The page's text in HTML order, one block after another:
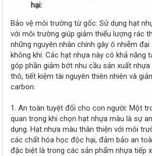
hại:
Bảo vệ môi trường từ gốc: Sử dụng hạt
với môi trường giúp giảm thiểu lượng rác
những nguyên nhân chính gây ô nhiễm
không khí. Các hạt nhựa này có khả năng
góp phần giảm bớt nhu cầu sản xuất
thô, tiết kiệm tài nguyên thiên nhiên và
carbon.
1. An toàn tuyệt đối cho con người: Một
quan trọng khi chọn hạt nhựa màu là sự
dụng. Hạt nhựa màu thân thiện với môi
các chất hóa học độc hại, đảm bảo an
đặc biệt là trong các sản phẩm nhựa tiếp